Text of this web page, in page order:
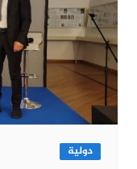
دولية